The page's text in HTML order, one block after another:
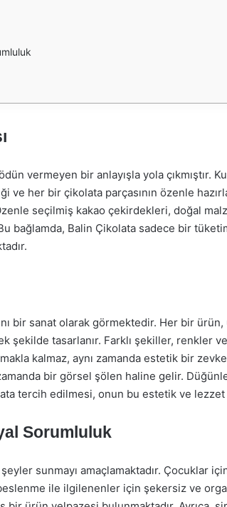
vermeyen bir anlayışla yola çıkmıştır.
her bir çikolata parçasının özenle
seçilmiş kakao çekirdekleri, doğal
bağlamda, Balin Çikolata sadece bir
bir sanat olarak görmektedir. Her bir
şekilde tasarlanır. Farklı şekiller, renkler
kalmaz, aynı zamanda estetik bir
bir görsel şölen haline gelir.
tercih edilmesi, onun bu estetik ve lezzet
Sorumluluk
sunmayı amaçlamaktadır. Çocuklar
ile ilgilenenler için şekersiz ve